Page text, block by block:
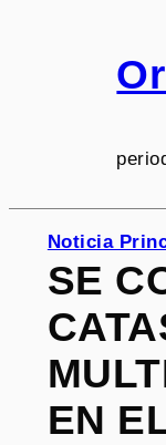
Noticia
SE
EN